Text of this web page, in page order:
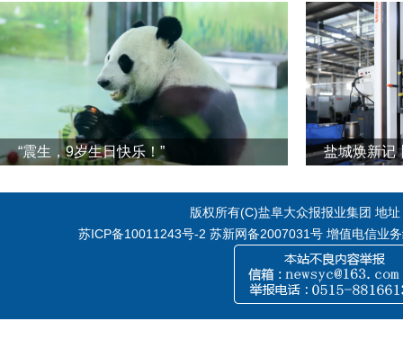
“震生，9岁生日快乐！”
版权所有(C)盐阜大众报报业集团 地
苏ICP备10011243号-2 苏新网备2007031号 增值电信业